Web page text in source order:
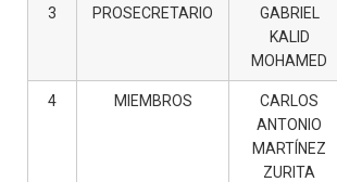
3 PROSECRETARIO
GABRIEL
KALID
MOHAMED
4 MIEMBROS
CARLOS
ANTONIO
MARTÍNEZ
ZURITA